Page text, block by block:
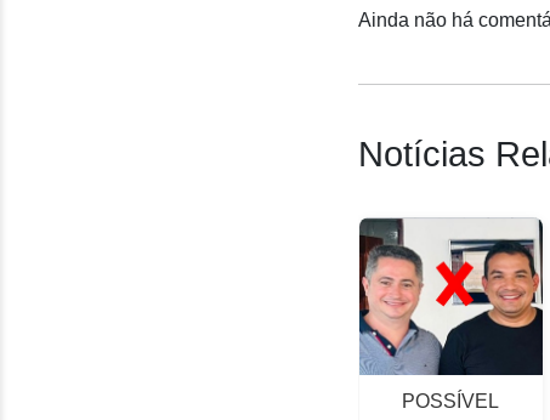
Ainda não há
Notícias
POSSÍVEL